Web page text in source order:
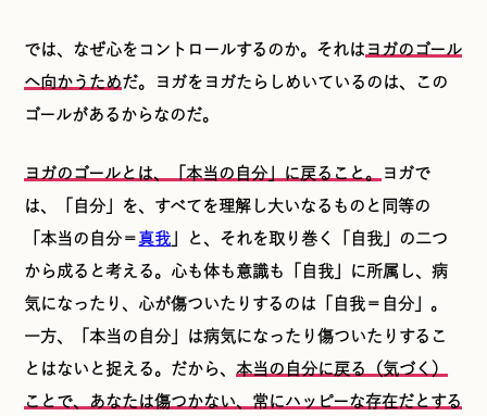
では、なぜ心をコントロールするのか。それは ヨガのゴール
へ向かうためだ。ヨガをヨガたらしめいているのは、この
ゴールがあるからなのだ。
ヨガのゴールとは、「本当の自分」に戻ること。
ヨガで
は、「自分」を、すべてを理解し大いなるものと同等の
「本当の自分＝ 真我 」と、それを取り巻く「自我」の二つ
から成ると考える。心も体も意識も「自我」に所属し、病
気になったり、心が傷ついたりするのは「自我＝自分」。
一方、「本当の自分」は病気になったり傷ついたりするこ
とはないと捉える。だから、 本当の自分に戻る（気づく）
ことで、あなたは傷つかない、常にハッピーな存在だとする